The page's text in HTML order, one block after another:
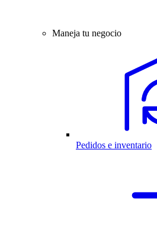
Maneja tu negocio
Pedidos e inventario